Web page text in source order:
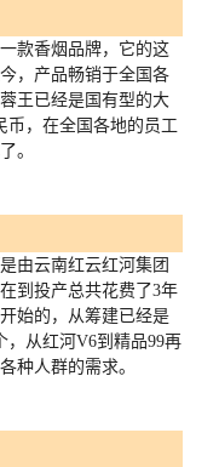
款香烟品牌，它的这
，产品畅销于全国各
王已经是国有型的大
币，在全国各地的员工
。
由云南红云红河集团
到投产总共花费了3年
始的，从筹建已经是
，从红河 V6到精品99再
种人群的需求。